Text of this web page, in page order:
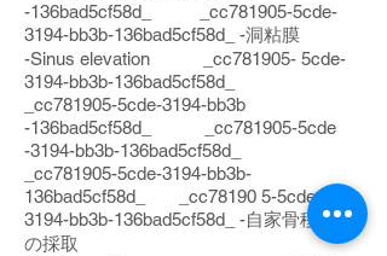
-136bad5cf58d_ _cc781905-5cde-
3194-bb3b-136bad5cf58d_ -洞粘膜
-Sinus elevation _cc781905- 5cde-
3194-bb3b-136bad5cf58d_
_cc781905-5cde-3194-bb3b
-136bad5cf58d_ _cc781905-5cde
-3194-bb3b-136bad5cf58d_
_cc781905-5cde-3194-bb3b-
136bad5cf58d_ _cc78190 5-5cde-
3194-bb3b-136bad5cf58d_ -自家骨移植片
の採取